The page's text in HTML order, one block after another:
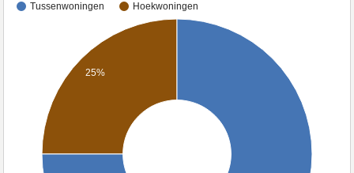
Tussenwoningen Hoekwoningen
25%